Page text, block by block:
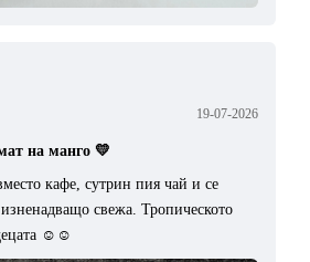
19-07-2026
на манго 💛
кафе, сутрин пия чай и се
свежа. Тропическото
☺️☺️